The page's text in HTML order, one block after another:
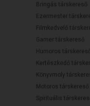
Bringás társkereső
Ezermester
Filmkedvelő
Gamer társkereső
Humoros
Kertészkedő
Könyvmoly
Motoros társkereső
Spirituális